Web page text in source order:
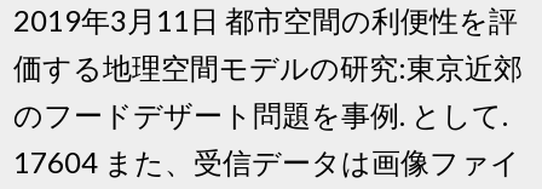
2019年3月11日 都市空間の利便性を評
価する地理空間モデルの研究:東京近郊
のフードデザート問題を事例. として.
17604 また、受信データは画像ファイ